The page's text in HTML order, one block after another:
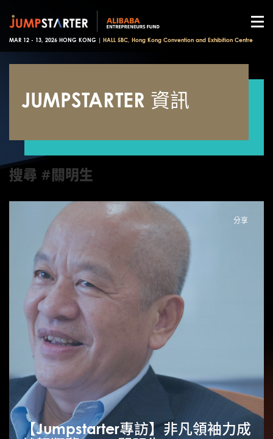
MAR 12 - 13, 2026 HONG KONG | HALL 5BC, Hong Kong Convention and Exhibition Centre
JUMPSTARTER 資訊
搜尋 #關明生
分享
【Jumpstarter專訪】非凡領袖力成